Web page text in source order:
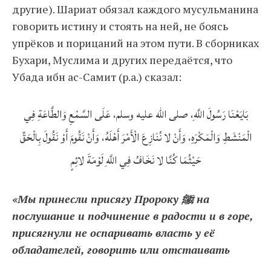
другие). Шариат обязал каждого мусульманина
говорить истину и стоять на ней, не боясь
упрёков и порицаний на этом пути. В сборниках
Бухари, Муслима и других передаётся, что
Убада ибн ас-Самит (р.а.) сказал:
بَايَعْنَا رَسُولَ اللَّهِ، صلى الله عليه وسلم، عَلَى السَّمْعِ وَالطَّاعَةِ فِي
الْمَنْشَطِ وَالْمَكْرَهِ، وَأَنْ لا نُنَازِعَ الْأَمْرَ أَهْلَهُ، وَأَنْ نَقُومَ أَوْ نَقُولَ بِالْحَقِّ
حَيْثُمَا كُنَّا لا نَخَافُ فِي اللَّهِ لَوْمَةَ لائِمٍ
«Мы принесли присягу Пророку ﷺ на
послушание и подчинение в радости и в горе,
присягнули не оспаривать власть у её
обладателей, говорить или отстаивать